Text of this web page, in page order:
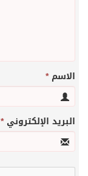
الاسم*
البريد الإلكتروني*